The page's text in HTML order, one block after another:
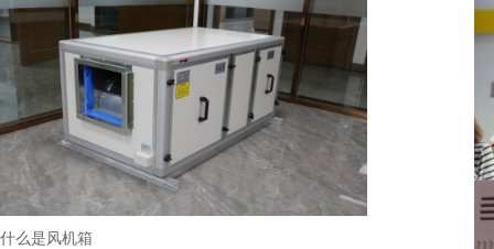
什么是风机箱